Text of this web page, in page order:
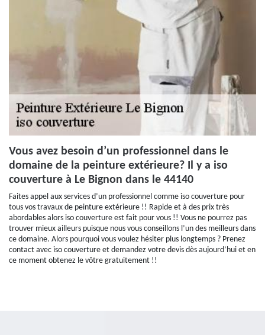
Vous avez besoin d’un professionnel dans le
domaine de la peinture extérieure? Il y a iso
couverture à Le Bignon dans le 44140
Faites appel aux services d’un professionnel comme iso couverture pour
tous vos travaux de peinture extérieure !! Rapide et à des prix très
abordables alors iso couverture est fait pour vous !! Vous ne pourrez pas
trouver mieux ailleurs puisque nous vous conseillons l’un des meilleurs dans
ce domaine. Alors pourquoi vous voulez hésiter plus longtemps ? Prenez
contact avec iso couverture et demandez votre devis dès aujourd’hui et en
ce moment obtenez le vôtre gratuitement !!